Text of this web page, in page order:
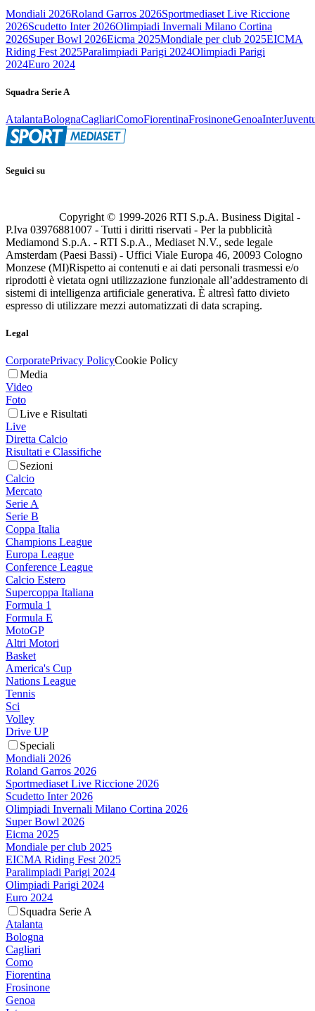
Mondiali 2026Roland Garros 2026Sportmediaset Live Riccione
2026Scudetto Inter 2026Olimpiadi Invernali Milano Cortina
2026Super Bowl 2026Eicma 2025Mondiale per club 2025EICMA
Riding Fest 2025Paralimpiadi Parigi 2024Olimpiadi Parigi
2024Euro 2024
Squadra Serie A
AtalantaBolognaCagliariComoFiorentinaFrosinoneGenoaInter
Seguici su
Copyright © 1999-2026 RTI S.p.A. Business Digital -
P.Iva 03976881007 - Tutti i diritti riservati - Per la pubblicità
Mediamond S.p.A. - RTI S.p.A., Mediaset N.V., sede legale
Amsterdam (Paesi Bassi) - Uffici Viale Europa 46, 20093 Cologno
Monzese (MI)Rispetto ai contenuti e ai dati personali trasmessi e/o
riprodotti è vietata ogni utilizzazione funzionale all’addestramento di
sistemi di intelligenza artificiale generativa. È altresì fatto divieto
espresso di utilizzare mezzi automatizzati di data scraping.
Legal
CorporatePrivacy PolicyCookie Policy
Media
Video
Foto
Live e Risultati
Live
Diretta Calcio
Risultati e Classifiche
Sezioni
Calcio
Mercato
Serie A
Serie B
Coppa Italia
Champions League
Europa League
Conference League
Calcio Estero
Supercoppa Italiana
Formula 1
Formula E
MotoGP
Altri Motori
Basket
America's Cup
Nations League
Tennis
Sci
Volley
Drive UP
Speciali
Mondiali 2026
Roland Garros 2026
Sportmediaset Live Riccione 2026
Scudetto Inter 2026
Olimpiadi Invernali Milano Cortina 2026
Super Bowl 2026
Eicma 2025
Mondiale per club 2025
EICMA Riding Fest 2025
Paralimpiadi Parigi 2024
Olimpiadi Parigi 2024
Euro 2024
Squadra Serie A
Atalanta
Bologna
Cagliari
Como
Fiorentina
Frosinone
Genoa